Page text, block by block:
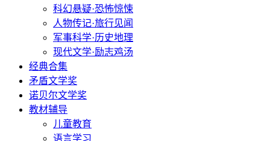
科幻悬疑·恐怖惊悚
人物传记·旅行见闻
军事科学·历史地理
现代文学·励志鸡汤
经典合集
矛盾文学奖
诺贝尔文学奖
教材辅导
儿童教育
语言学习